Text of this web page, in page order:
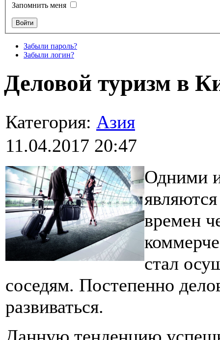
Запомнить меня
Забыли пароль?
Забыли логин?
Деловой туризм в
Категория: Азия
11.04.2017 20:47
Одними
времен
стал
соседям. Постепенно
развиваться.